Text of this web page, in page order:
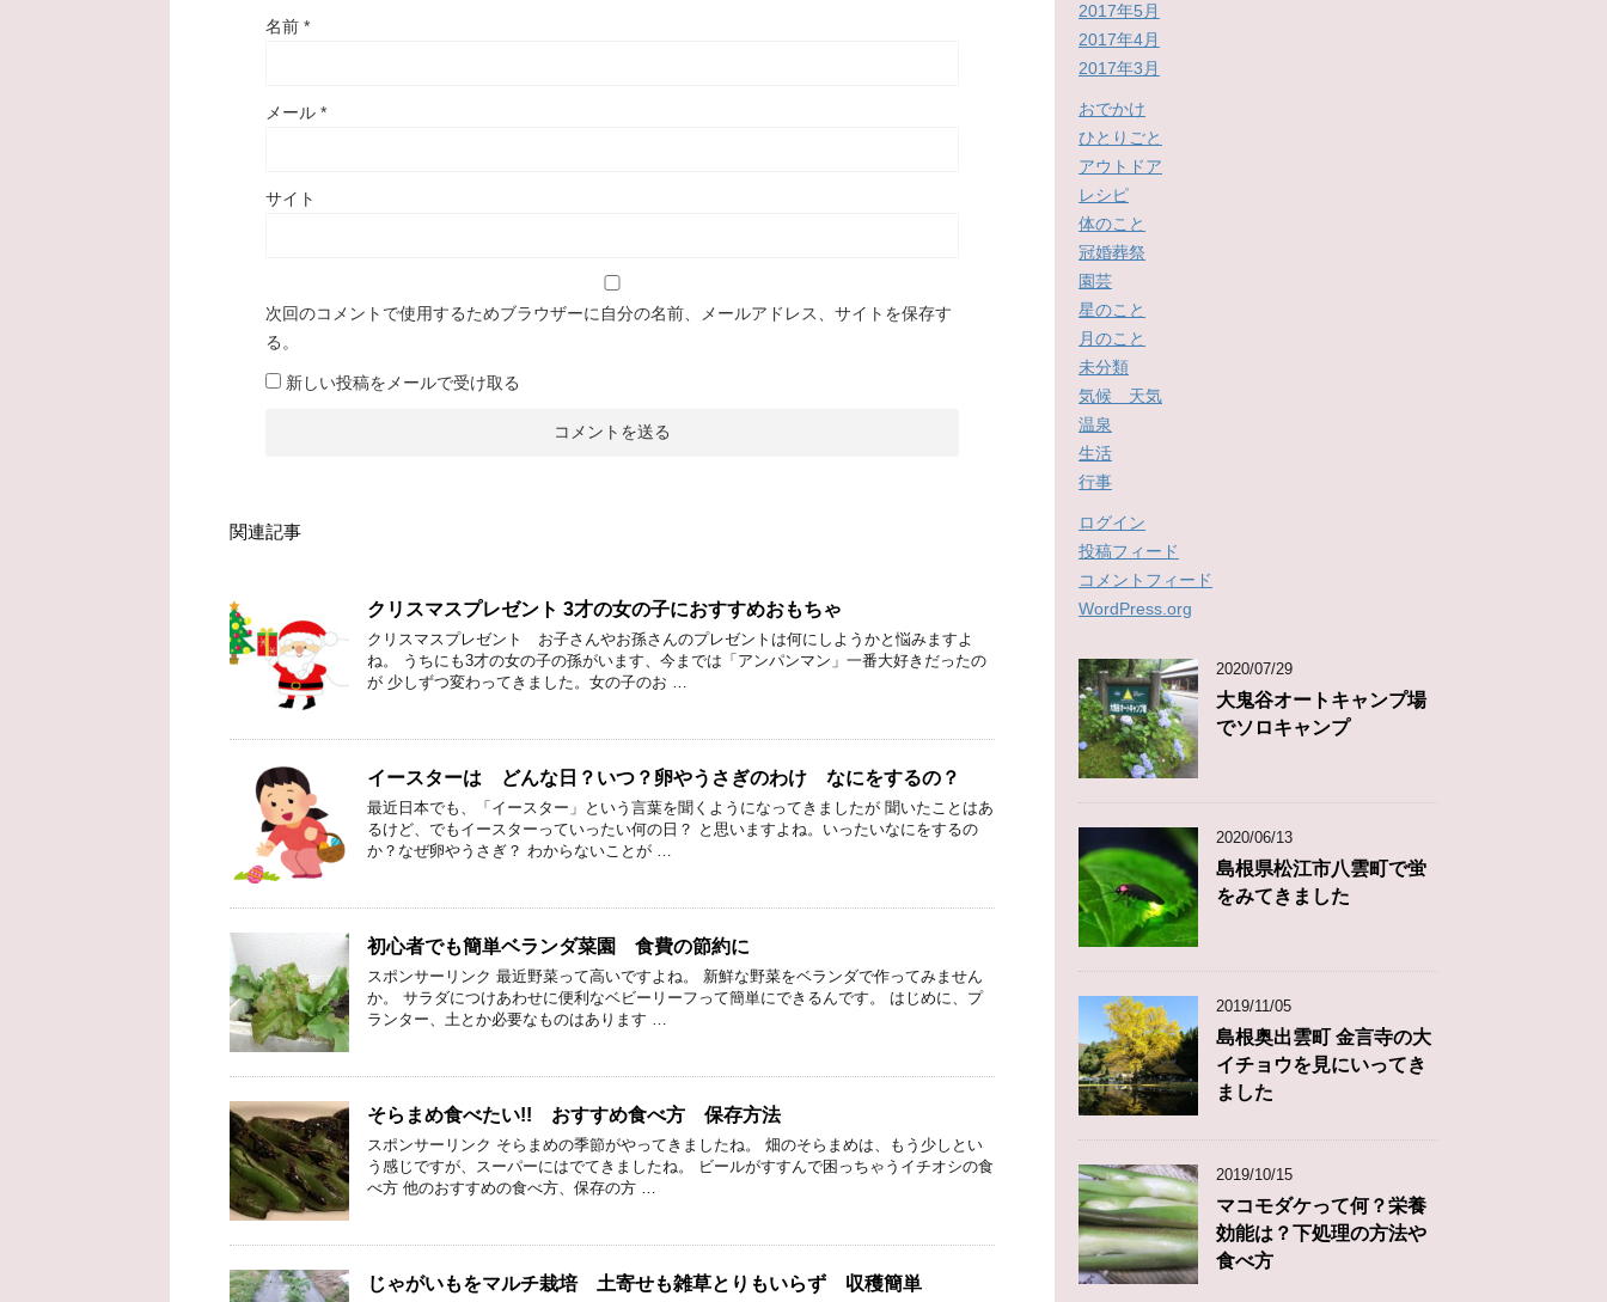
名前 *
メール *
サイト
次回のコメントで使用するためブラウザーに自分の名前、メールアドレス、サイトを保存す
る。
新しい投稿をメールで受け取る
関連記事
クリスマスプレゼント 3才の女の子におすすめおもちゃ
クリスマスプレゼント お子さんやお孫さんのプレゼントは何にしようかと悩みますよ
ね。 うちにも3才の女の子の孫がいます、今までは「アンパンマン」一番大好きだったの
が 少しずつ変わってきました。女の子のお …
イースターは どんな日？いつ？卵やうさぎのわけ なにをするの？
最近日本でも、「イースター」という言葉を聞くようになってきましたが 聞いたことはあ
るけど、でもイースターっていったい何の日？ と思いますよね。いったいなにをするの
か？なぜ卵やうさぎ？ わからないことが …
初心者でも簡単ベランダ菜園 食費の節約に
スポンサーリンク 最近野菜って高いですよね。 新鮮な野菜をベランダで作ってみません
か。 サラダにつけあわせに便利なベビーリーフって簡単にできるんです。 はじめに、プ
ランター、土とか必要なものはあります …
そらまめ食べたい!! おすすめ食べ方 保存方法
スポンサーリンク そらまめの季節がやってきましたね。 畑のそらまめは、もう少しとい
う感じですが、スーパーにはでてきましたね。 ビールがすすんで困っちゃうイチオシの食
べ方 他のおすすめの食べ方、保存の方 …
じゃがいもをマルチ栽培 土寄せも雑草とりもいらず 収穫簡単
2017年5月
2017年4月
2017年3月
おでかけ
ひとりごと
アウトドア
レシピ
体のこと
冠婚葬祭
園芸
星のこと
月のこと
未分類
気候 天気
温泉
生活
行事
ログイン
投稿フィード
コメントフィード
WordPress.org
2020/07/29
大鬼谷オートキャンプ場
でソロキャンプ
2020/06/13
島根県松江市八雲町で蛍
をみてきました
2019/11/05
島根奥出雲町 金言寺の大
イチョウを見にいってき
ました
2019/10/15
マコモダケって何？栄養
効能は？下処理の方法や
食べ方